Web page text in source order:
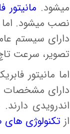
میشود. مانیتور
نصب میشود.
دارای سیستم
تصویر، سرعت
دارای مشخصات
اندرویدی
از تکنولوژی